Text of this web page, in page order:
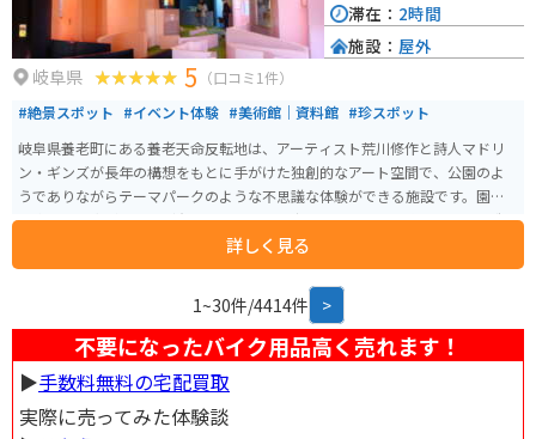
岐阜県 5 （口コミ1件）
#絶景スポット #イベント体験 #美術館｜資料館 #珍スポット
岐阜県養老町にある養老天命反転地は、アーティスト荒川修作と詩人マドリ
ン・ギンズが長年の構想をもとに手がけた独創的なアート空間で、公園のよ
うでありながらテーマパークのような不思議な体験ができる施設です。園内
は水平や垂直がほとんど存在せず、斜めの床や歪んだ壁、迷路のような構造
が人間の平衡感覚や遠近感を揺さぶります。 人工的な丘陵地のような地形は
起伏が激しく、急斜面も多いため歩きやすい靴での散策がおすすめです。非
日常的な空間は写真スポットとしても人気が高く、五感を刺激する体験が楽
しめます。駐車場も整備されており、バイクでのアクセスも良好で、養老の
滝など周辺観光とあわせて巡るのにも適したスポットです。
詳しく見る
滞在： 2時間
施設： 屋外
1~30件/4414件 >
不要になったバイク用品高く売れます！
▶︎手数料無料の宅配買取
実際に売ってみた体験談